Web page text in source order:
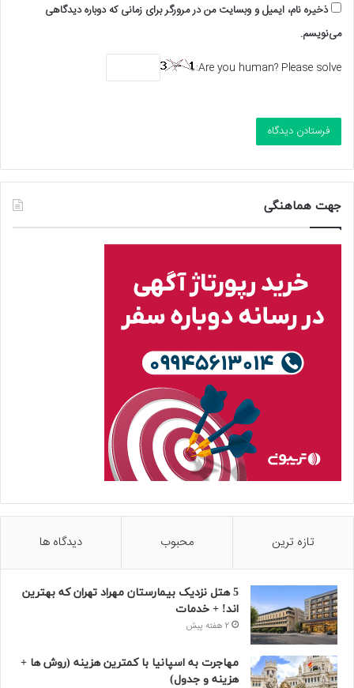
ذخیره نام، ایمیل و وبسایت من در مرورگر برای زمانی که دوباره دیدگاهی
می‌نویسم.
Are you human? Please solve:
جهت هماهنگی
تازه ترین محبوب دیدگاه ها
5 هتل نزدیک بیمارستان مهراد تهران که بهترین‌
اند! + خدمات
2 هفته پیش
مهاجرت به اسپانیا با کمترین هزینه (روش ها +
هزینه و جدول)